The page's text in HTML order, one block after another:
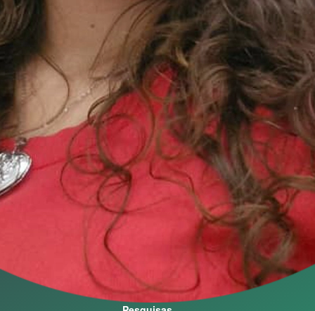
Comunicação Visual
Destaque
Notícias
Agenda
Vídeos Acadêmicos
Ouvidoria Geral e da Mulher
Galeria
Oportunidades
Pós-Graduação